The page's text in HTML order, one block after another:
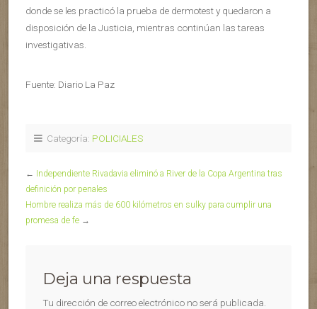
donde se les practicó la prueba de dermotest y quedaron a
disposición de la Justicia, mientras continúan las tareas
investigativas.
Fuente: Diario La Paz
Categoría: POLICIALES
← Independiente Rivadavia eliminó a River de la Copa Argentina tras
definición por penales
Hombre realiza más de 600 kilómetros en sulky para cumplir una
promesa de fe →
Deja una respuesta
Tu dirección de correo electrónico no será publicada.